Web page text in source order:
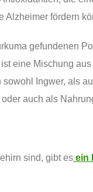
Alzheimer fördern
gefundenen
eine Mischung
sowohl Ingwer, als
auch als
sind, gibt es ein